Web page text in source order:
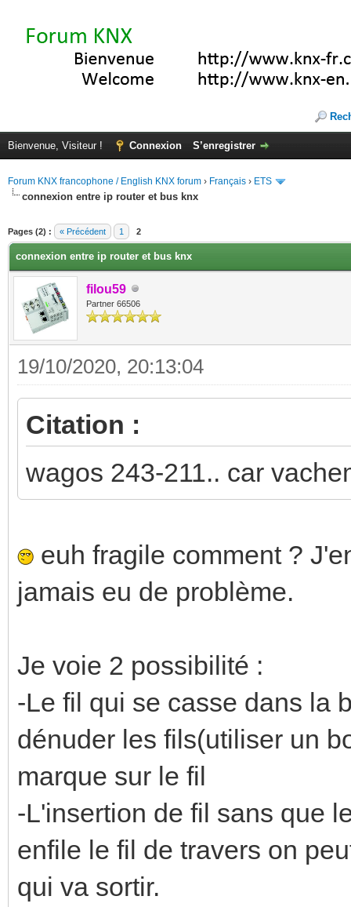
Bienvenue, Visiteur ! Connexion S’enregistrer
Forum KNX francophone / English KNX forum › Français › ETS
connexion entre ip router et bus knx
Pages (2) : « Précédent 1 2
connexion entre ip router et bus knx
filou59
Partner 66506
19/10/2020, 20:13:04
Citation :
wagos 243-211.. car
euh fragile comment ?
jamais eu de problème.
Je voie 2 possibilité :
-Le fil qui se casse dans la
dénuder les fils(utiliser un
marque sur le fil
-L'insertion de fil sans que
enfile le fil de travers on
qui va sortir.